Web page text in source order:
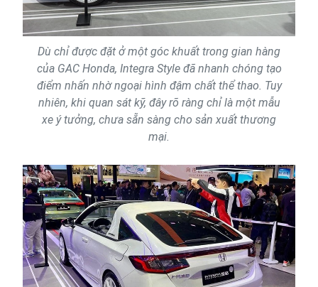
Dù chỉ được đặt ở một góc khuất trong gian hàng
của GAC Honda, Integra Style đã nhanh chóng tạo
điểm nhấn nhờ ngoại hình đậm chất thể thao. Tuy
nhiên, khi quan sát kỹ, đây rõ ràng chỉ là một mẫu
xe ý tưởng, chưa sẵn sàng cho sản xuất thương
mại.